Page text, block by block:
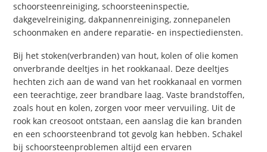
schoorsteenreiniging, schoorsteeninspectie,
dakgevelreiniging, dakpannenreiniging, zonnepanelen
schoonmaken en andere reparatie- en inspectiediensten.
Bij het stoken(verbranden) van hout, kolen of olie komen
onverbrande deeltjes in het rookkanaal. Deze deeltjes
hechten zich aan de wand van het rookkanaal en vormen
een teerachtige, zeer brandbare laag. Vaste brandstoffen,
zoals hout en kolen, zorgen voor meer vervuiling. Uit de
rook kan creosoot ontstaan, een aanslag die kan branden
en een schoorsteenbrand tot gevolg kan hebben. Schakel
bij schoorsteenproblemen altijd een ervaren